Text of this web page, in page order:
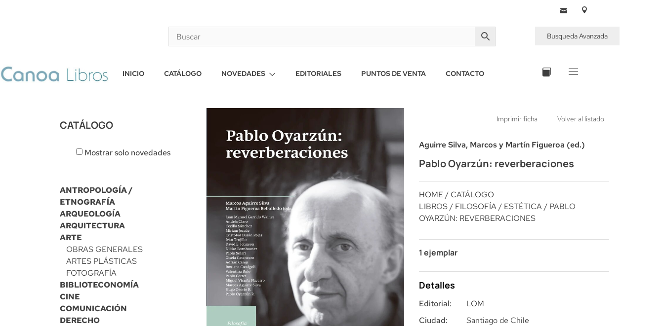
Busqueda Avanzada
INICIO CATÁLOGO NOVEDADES EDITORIALES PUNTOS DE VENTA CONTACTO
CATÁLOGO
Mostrar solo novedades
ANTROPOLOGÍA /
ETNOGRAFÍA
ARQUEOLOGÍA
ARQUITECTURA
ARTE
OBRAS GENERALES
ARTES PLÁSTICAS
FOTOGRAFÍA
BIBLIOTECONOMÍA
CINE
COMUNICACIÓN
DERECHO
Imprimir ficha Volver al listado
Aguirre Silva, Marcos y Martín Figueroa (ed.)
Pablo Oyarzún: reverberaciones
HOME/ CATÁLOGO
LIBROS/ FILOSOFÍA/ ESTÉTICA/ PABLO
OYARZÚN: REVERBERACIONES
1 ejemplar
Detalles
Editorial:
Ciudad:
LOM
Santiago de Chile